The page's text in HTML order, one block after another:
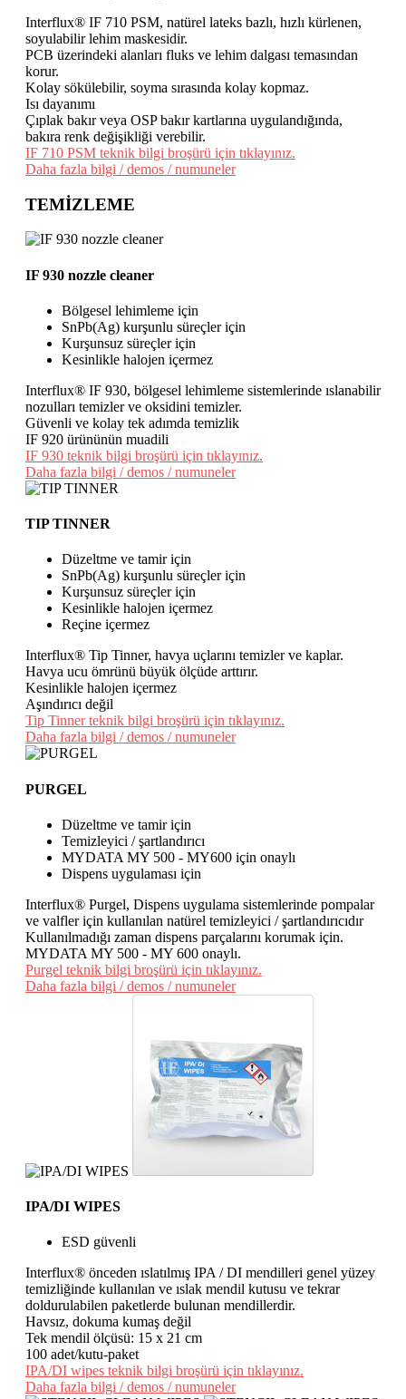
Interflux® IF 710 PSM, natürel lateks bazlı, hızlı kürlenen,
soyulabilir lehim maskesidir.
PCB üzerindeki alanları fluks ve lehim dalgası temasından
korur.
Kolay sökülebilir, soyma sırasında kolay kopmaz.
Isı dayanımı
Çıplak bakır veya OSP bakır kartlarına uygulandığında,
bakıra renk değişikliği verebilir.
IF 710 PSM teknik bilgi broşürü için tıklayınız.
Daha fazla bilgi / demos / numuneler
TEMİZLEME
IF 930 nozzle cleaner
Bölgesel lehimleme için
SnPb(Ag) kurşunlu süreçler için
Kurşunsuz süreçler için
Kesinlikle halojen içermez
Interflux® IF 930, bölgesel lehimleme sistemlerinde ıslanabilir
nozulları temizler ve oksidini temizler.
Güvenli ve kolay tek adımda temizlik
IF 920 ürününün muadili
IF 930 teknik bilgi broşürü için tıklayınız.
Daha fazla bilgi / demos / numuneler
TIP TINNER
Düzeltme ve tamir için
SnPb(Ag) kurşunlu süreçler için
Kurşunsuz süreçler için
Kesinlikle halojen içermez
Reçine içermez
Interflux® Tip Tinner, havya uçlarını temizler ve kaplar.
Havya ucu ömrünü büyük ölçüde arttırır.
Kesinlikle halojen içermez
Aşındırıcı değil
Tip Tinner teknik bilgi broşürü için tıklayınız.
Daha fazla bilgi / demos / numuneler
PURGEL
Düzeltme ve tamir için
Temizleyici / şartlandırıcı
MYDATA MY 500 - MY600 için onaylı
Dispens uygulaması için
Interflux® Purgel, Dispens uygulama sistemlerinde pompalar
ve valfler için kullanılan natürel temizleyici / şartlandırıcıdır
Kullanılmadığı zaman dispens parçalarını korumak için.
MYDATA MY 500 - MY 600 onaylı.
Purgel teknik bilgi broşürü için tıklayınız.
Daha fazla bilgi / demos / numuneler
IPA/DI WIPES
ESD güvenli
Interflux® önceden ıslatılmış IPA / DI mendilleri genel yüzey
temizliğinde kullanılan ve ıslak mendil kutusu ve tekrar
doldurulabilen paketlerde bulunan mendillerdir.
Havsız, dokuma kumaş değil
Tek mendil ölçüsü: 15 x 21 cm
100 adet/kutu-paket
IPA/DI wipes teknik bilgi broşürü için tıklayınız.
Daha fazla bilgi / demos / numuneler